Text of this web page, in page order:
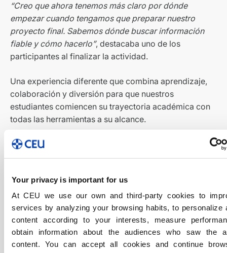
Your privacy is important for us
At CEU we use our own and third-party cookies to
services by analyzing your browsing habits, to personalize
content according to your interests, measure
obtain information about the audiences who saw the
content. You can accept all cookies and continue
“Creo que ahora tenemos más claro por dónde
empezar cuando tengamos que preparar nuestro
proyecto final. Sabemos dónde buscar información
fiable y cómo hacerlo”, destacaba uno de los
participantes al finalizar la actividad.
Una experiencia diferente que combina aprendizaje,
colaboración y diversión para que nuestros
estudiantes comiencen su trayectoria académica con
todas las herramientas a su alcance.